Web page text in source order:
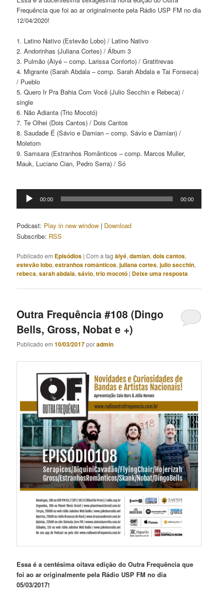
Frequência que foi ao ar originalmente pela Rádio USP FM no dia
12/04/2020!
1. Latino Nativo (Estevão Lobo) / Latino Nativo
2. Andorinhas (Juliana Cortes) / Álbum 3
3. Pulmão (Àiyé – comp. Larissa Conforto) / Gratitrevas
4. Migrante (Sarah Abdala – comp. Sarah Abdala e Tai Fonseca)
/ Pueblo
5. Quero Ir Pra Bahia Com Você (Julio Secchin e Rebeca) /
single
6. Não Adianta (Trio Mocotó)
7. Te Olhei (Dois Cantos) / Dois Cantos
8. Saudade É (Sávio e Damian – comp. Sávio e Damian) /
Moletom
9. Samsara (Estranhos Românticos – comp. Marcos Muller,
Mauk, Luciano Cian, Pedro Serra) / Só
Tocador
00:00 00:00
Podcast: Play in new window | Download
Subscribe: RSS
Publicado em Episódios |Com a tagàiyé,damian,dois cantos,
estevão lobo,estranhos românticos,juliana cortes,julio secchin,
rebeca,sarah abdala,sávio,trio mocotó | Deixe uma resposta
Outra Frequência #108 (Dingo
Bells, Gross, Nobat e +)
Publicado em10/03/2017poradmin
Essa é a centésima oitava edição do Outra Frequência que
foi ao ar originalmente pela Rádio USP FM no dia
05/03/2017!